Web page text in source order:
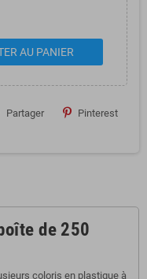
AU PANIER
Partager Pinterest
de 250
coloris en plastique à